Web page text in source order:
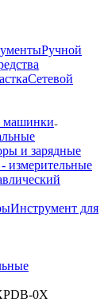
Ручной
Сетевой
машинки
и зарядные
измерительные
Инструмент для
0X